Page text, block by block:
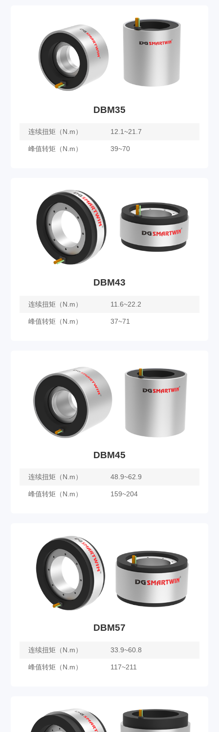
DBM25
了解更多
DBM35
连续扭矩（N.m） 12.1~21.7
峰值转矩（N.m） 39~70
了解更多
DBM43
连续扭矩（N.m） 11.6~22.2
峰值转矩（N.m） 37~71
DBM43
了解更多
DBM45
连续扭矩（N.m） 48.9~62.9
峰值转矩（N.m） 159~204
了解更多
DBM57
连续扭矩（N.m） 33.9~60.8
峰值转矩（N.m） 117~211
DBM57